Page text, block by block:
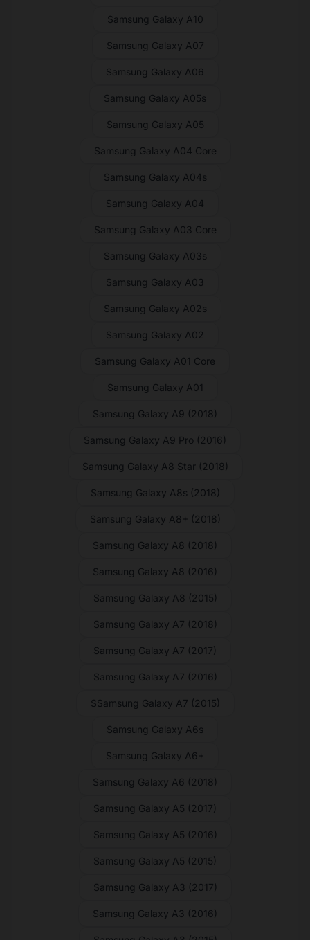
Samsung Galaxy A10
Samsung Galaxy A07
Samsung Galaxy A06
Samsung Galaxy A05s
Samsung Galaxy A05
Samsung Galaxy A04 Core
Samsung Galaxy A04s
Samsung Galaxy A04
Samsung Galaxy A03 Core
Samsung Galaxy A03s
Samsung Galaxy A03
Samsung Galaxy A02s
Samsung Galaxy A02
Samsung Galaxy A01 Core
Samsung Galaxy A01
Samsung Galaxy A9 (2018)
Samsung Galaxy A9 Pro (2016)
Samsung Galaxy A8 Star (2018)
Samsung Galaxy A8s (2018)
Samsung Galaxy A8+ (2018)
Samsung Galaxy A8 (2018)
Samsung Galaxy A8 (2016)
Samsung Galaxy A8 (2015)
Samsung Galaxy A7 (2018)
Samsung Galaxy A7 (2017)
Samsung Galaxy A7 (2016)
SSamsung Galaxy A7 (2015)
Samsung Galaxy A6s
Samsung Galaxy A6+
Samsung Galaxy A6 (2018)
Samsung Galaxy A5 (2017)
Samsung Galaxy A5 (2016)
Samsung Galaxy A5 (2015)
Samsung Galaxy A3 (2017)
Samsung Galaxy A3 (2016)